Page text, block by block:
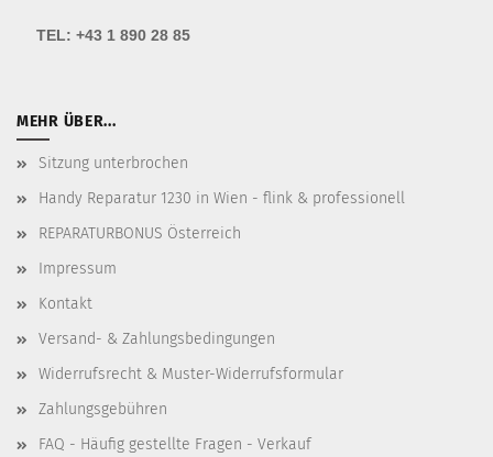
TEL: +43 1 890 28 85
MEHR ÜBER...
Sitzung unterbrochen
Handy Reparatur 1230 in Wien - flink & professionell
REPARATURBONUS Österreich
Impressum
Kontakt
Versand- & Zahlungsbedingungen
Widerrufsrecht & Muster-Widerrufsformular
Zahlungsgebühren
FAQ - Häufig gestellte Fragen - Verkauf